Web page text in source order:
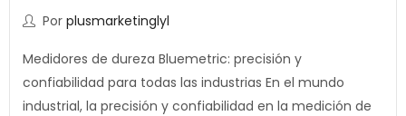
Por plusmarketinglyl
Medidores de dureza Bluemetric: precisión y
confiabilidad para todas las industrias En el mundo
industrial, la precisión y confiabilidad en la medición de